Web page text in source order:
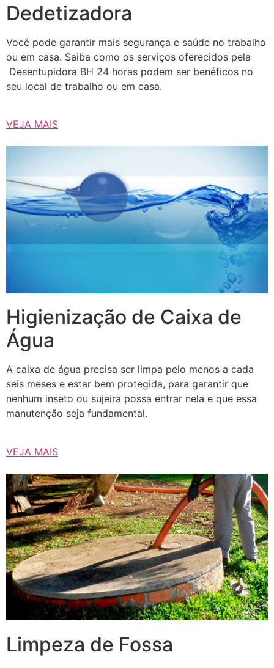
Dedetizadora
Você pode garantir mais segurança e saúde no trabalho
ou em casa. Saiba como os serviços oferecidos pela
Desentupidora BH 24 horas podem ser benéficos no
seu local de trabalho ou em casa.
VEJA MAIS
Higienização de Caixa de
Água
A caixa de água precisa ser limpa pelo menos a cada
seis meses e estar bem protegida, para garantir que
nenhum inseto ou sujeira possa entrar nela e que essa
manutenção seja fundamental.
VEJA MAIS
Limpeza de Fossa